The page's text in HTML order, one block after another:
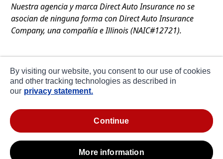
Nuestra agencia y marca Direct Auto Insurance no se
asocian de ninguna forma con Direct Auto Insurance
Company, una compañía e Illinois (NAIC#12721).
Privacidad
about ads / do not sell or share my personal
information
By visiting our website, you consent to our use of cookies
and other tracking technologies as described in
our privacy statement.
continue
more information